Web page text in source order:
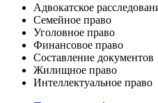
Адвокатское
Семейное право​
Уголовное право​
Финансовое право
Составление документов​
Жилищное право​
Интеллектуальное право